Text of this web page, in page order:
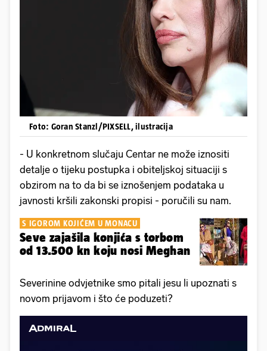
Foto: Goran Stanzl/PIXSELL, ilustracija
- U konkretnom slučaju Centar ne može iznositi
detalje o tijeku postupka i obiteljskoj situaciji s
obzirom na to da bi se iznošenjem podataka u
javnosti kršili zakonski propisi - poručili su nam.
S IGOROM KOJIĆEM U MONACU
Seve zajašila konjića s torbom
od 13.500 kn koju nosi Meghan
Severinine odvjetnike smo pitali jesu li upoznati s
novom prijavom i što će poduzeti?